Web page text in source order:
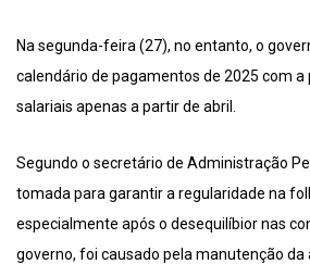
Na segunda-feira (27), no entanto, o
calendário de pagamentos de 2025 com a
salariais apenas a partir de abril.
Segundo o secretário de Administração
tomada para garantir a regularidade na
especialmente após o desequilíbior nas
governo, foi causado pela manutenção da